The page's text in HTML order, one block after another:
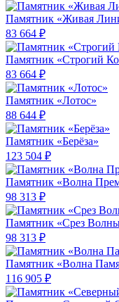
Памятник «Живая
83 664 ₽
Памятник «Строгий
83 664 ₽
Памятник «Лотос»
88 644 ₽
Памятник «Берёза»
123 504 ₽
Памятник «Волна
98 313 ₽
Памятник «Срез
98 313 ₽
Памятник «Волна
116 905 ₽